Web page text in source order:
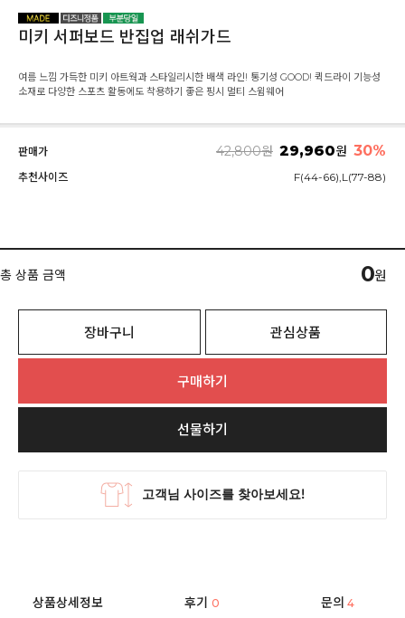
미키 서퍼보드 반집업 래쉬가드
여름 느낌 가득한 미키 아트웍과 스타일리시한 배색 라인! 통기성 GOOD! 퀵드라이 기능성
소재로 다양한 스포츠 활동에도 착용하기 좋은 핑시 멀티 스윔웨어
판매가 42,800원 29,960원 30%
추천사이즈 F(44-66),L(77-88)
총 상품 금액 0원
장바구니 관심상품
구매하기
선물하기
상품상세정보 후기0 문의 4